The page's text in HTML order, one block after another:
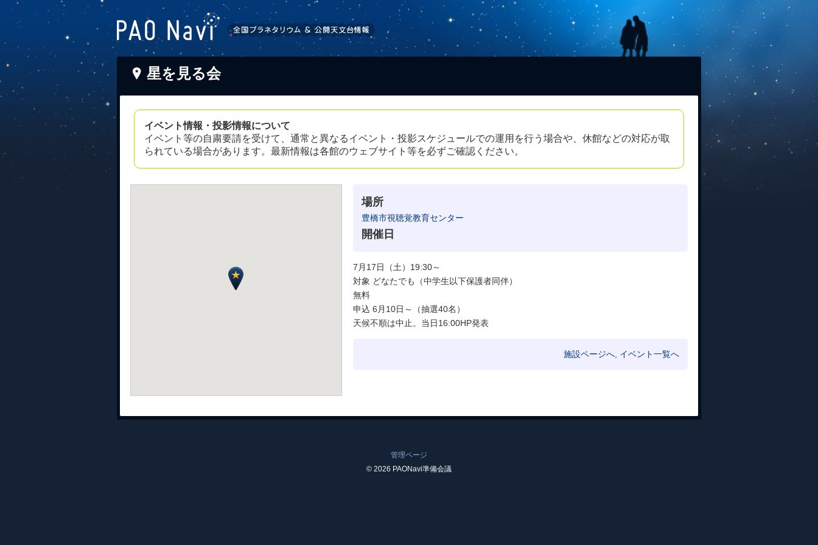
星を見る会
イベント情報・投影情報について
イベント等の自粛要請を受けて、通常と異なるイベント・投影スケジュールでの運用を行う場合や、休館などの対応が取
られている場合があります。最新情報は各館のウェブサイト等を必ずご確認ください。
場所
豊橋市視聴覚教育センター
開催日
7月17日（土）19:30～
対象 どなたでも（中学生以下保護者同伴）
無料
申込 6月10日～（抽選40名）
天候不順は中止。当日16:00HP発表
施設ページへ イベント一覧へ
管理ページ
© 2026 PAONavi準備会議